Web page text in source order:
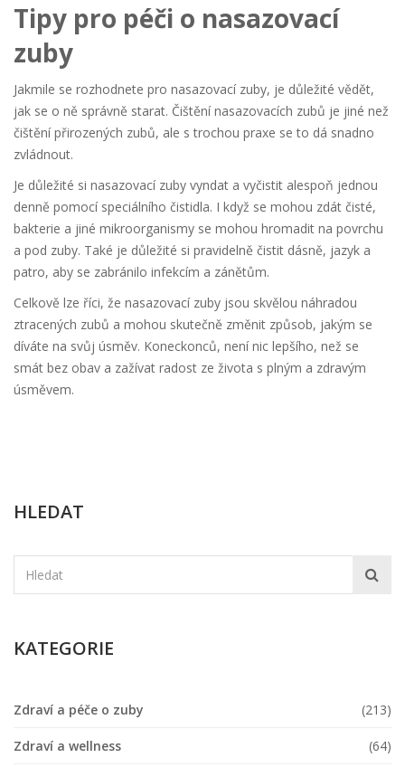
Tipy pro péči o nasazovací
zuby
Jakmile se rozhodnete pro nasazovací zuby, je důležité vědět,
jak se o ně správně starat. Čištění nasazovacích zubů je jiné než
čištění přirozených zubů, ale s trochou praxe se to dá snadno
zvládnout.
Je důležité si nasazovací zuby vyndat a vyčistit alespoň jednou
denně pomocí speciálního čistidla. I když se mohou zdát čisté,
bakterie a jiné mikroorganismy se mohou hromadit na povrchu
a pod zuby. Také je důležité si pravidelně čistit dásně, jazyk a
patro, aby se zabránilo infekcím a zánětům.
Celkově lze říci, že nasazovací zuby jsou skvělou náhradou
ztracených zubů a mohou skutečně změnit způsob, jakým se
díváte na svůj úsměv. Koneckonců, není nic lepšího, než se
smát bez obav a zažívat radost ze života s plným a zdravým
úsměvem.
HLEDAT
KATEGORIE
Zdraví a péče o zuby (213)
Zdraví a wellness (64)